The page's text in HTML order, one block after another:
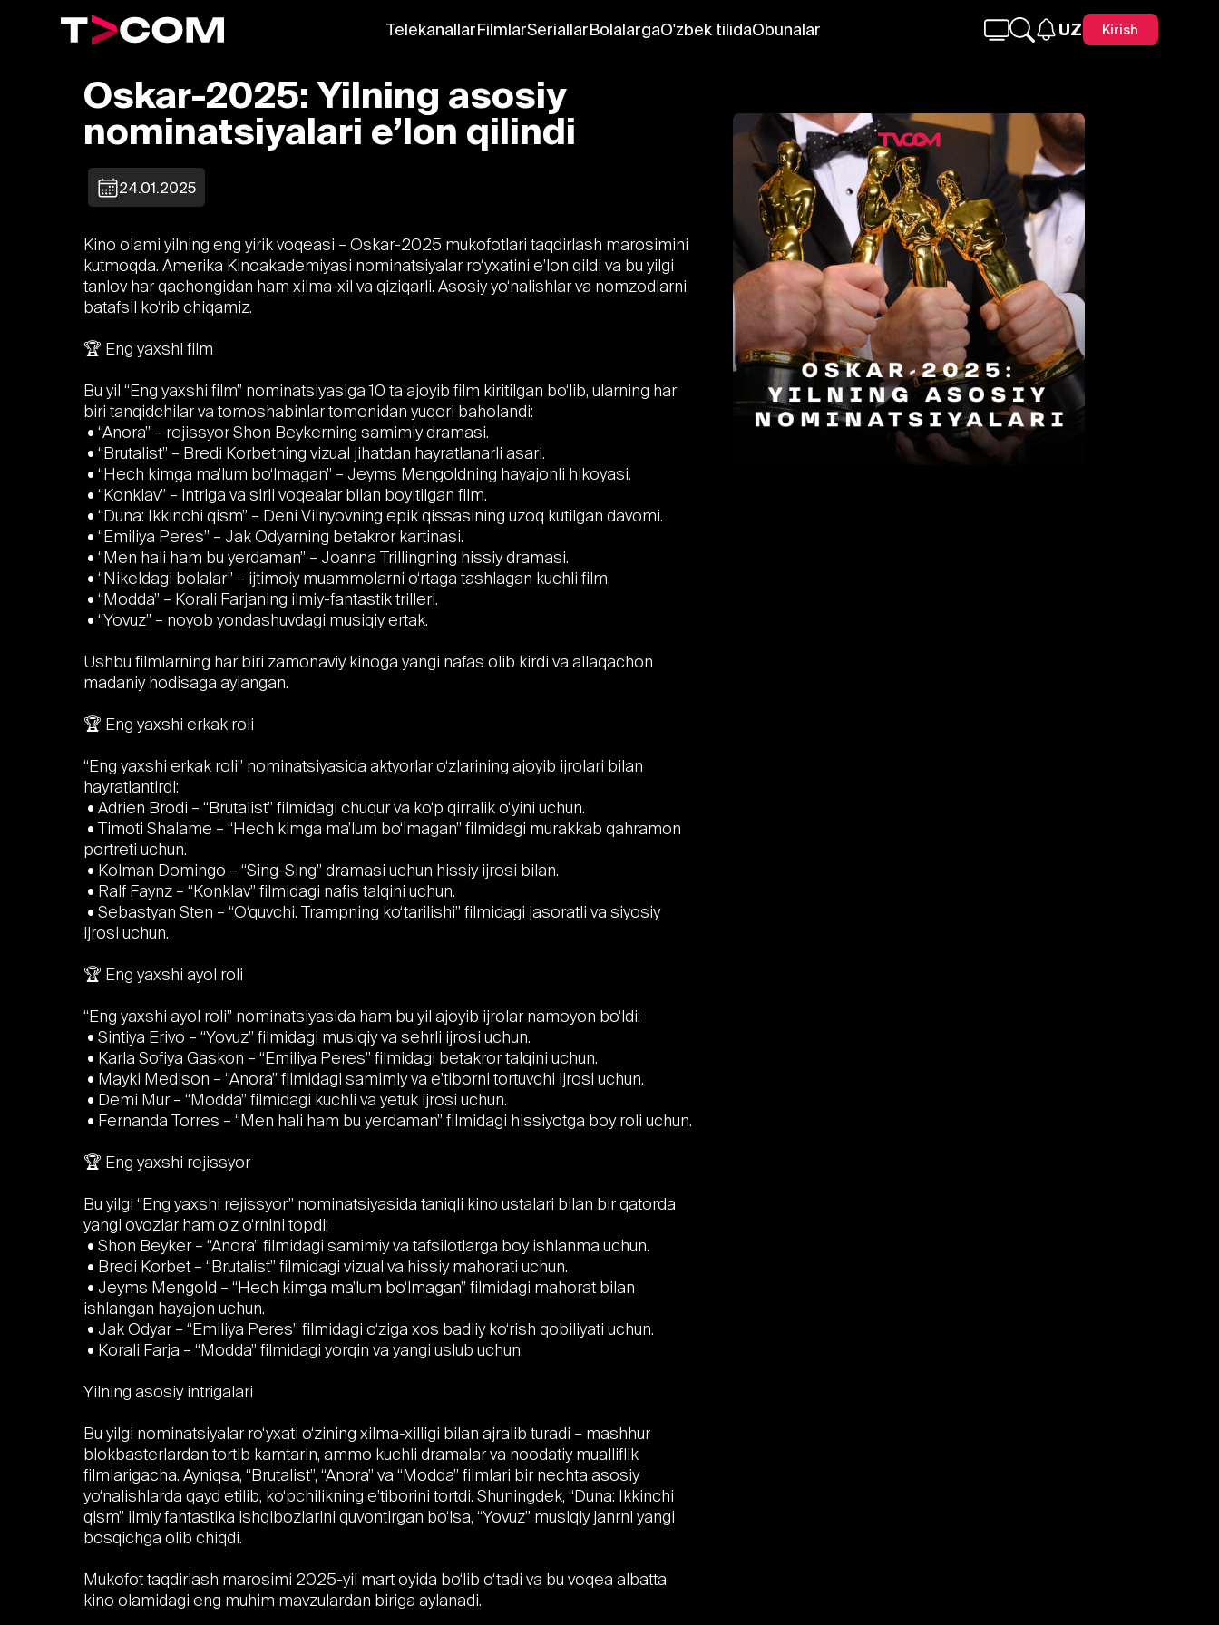
TelekanallarFilmlarSeriallarBolalargaO'zbek tilidaObunalar UZ Kirish
Oskar-2025: Yilning asosiy
nominatsiyalari e’lon qilindi
24.01.2025
Kino olami yilning eng yirik voqeasi – Oskar-2025 mukofotlari taqdirlash marosimini
kutmoqda. Amerika Kinoakademiyasi nominatsiyalar ro‘yxatini e’lon qildi va bu yilgi
tanlov har qachongidan ham xilma-xil va qiziqarli. Asosiy yo‘nalishlar va nomzodlarni
batafsil ko‘rib chiqamiz.
🏆 Eng yaxshi film
Bu yil “Eng yaxshi film” nominatsiyasiga 10 ta ajoyib film kiritilgan bo‘lib, ularning har
biri tanqidchilar va tomoshabinlar tomonidan yuqori baholandi:
• “Anora” – rejissyor Shon Beykerning samimiy dramasi.
• “Brutalist” – Bredi Korbetning vizual jihatdan hayratlanarli asari.
• “Hech kimga ma’lum bo‘lmagan” – Jeyms Mengoldning hayajonli hikoyasi.
• “Konklav” – intriga va sirli voqealar bilan boyitilgan film.
• “Duna: Ikkinchi qism” – Deni Vilnyovning epik qissasining uzoq kutilgan davomi.
• “Emiliya Peres” – Jak Odyarning betakror kartinasi.
• “Men hali ham bu yerdaman” – Joanna Trillingning hissiy dramasi.
• “Nikeldagi bolalar” – ijtimoiy muammolarni o‘rtaga tashlagan kuchli film.
• “Modda” – Korali Farjaning ilmiy-fantastik trilleri.
• “Yovuz” – noyob yondashuvdagi musiqiy ertak.
Ushbu filmlarning har biri zamonaviy kinoga yangi nafas olib kirdi va allaqachon
madaniy hodisaga aylangan.
🏆 Eng yaxshi erkak roli
“Eng yaxshi erkak roli” nominatsiyasida aktyorlar o‘zlarining ajoyib ijrolari bilan
hayratlantirdi:
• Adrien Brodi – “Brutalist” filmidagi chuqur va ko‘p qirralik o‘yini uchun.
• Timoti Shalame – “Hech kimga ma’lum bo‘lmagan” filmidagi murakkab qahramon
portreti uchun.
• Kolman Domingo – “Sing-Sing” dramasi uchun hissiy ijrosi bilan.
• Ralf Faynz – “Konklav” filmidagi nafis talqini uchun.
• Sebastyan Sten – “O‘quvchi. Trampning ko‘tarilishi” filmidagi jasoratli va siyosiy
ijrosi uchun.
🏆 Eng yaxshi ayol roli
“Eng yaxshi ayol roli” nominatsiyasida ham bu yil ajoyib ijrolar namoyon bo‘ldi:
• Sintiya Erivo – “Yovuz” filmidagi musiqiy va sehrli ijrosi uchun.
• Karla Sofiya Gaskon – “Emiliya Peres” filmidagi betakror talqini uchun.
• Mayki Medison – “Anora” filmidagi samimiy va e’tiborni tortuvchi ijrosi uchun.
• Demi Mur – “Modda” filmidagi kuchli va yetuk ijrosi uchun.
• Fernanda Torres – “Men hali ham bu yerdaman” filmidagi hissiyotga boy roli uchun.
🏆 Eng yaxshi rejissyor
Bu yilgi “Eng yaxshi rejissyor” nominatsiyasida taniqli kino ustalari bilan bir qatorda
yangi ovozlar ham o‘z o‘rnini topdi:
• Shon Beyker – “Anora” filmidagi samimiy va tafsilotlarga boy ishlanma uchun.
• Bredi Korbet – “Brutalist” filmidagi vizual va hissiy mahorati uchun.
• Jeyms Mengold – “Hech kimga ma’lum bo‘lmagan” filmidagi mahorat bilan
ishlangan hayajon uchun.
• Jak Odyar – “Emiliya Peres” filmidagi o‘ziga xos badiiy ko‘rish qobiliyati uchun.
• Korali Farja – “Modda” filmidagi yorqin va yangi uslub uchun.
Yilning asosiy intrigalari
Bu yilgi nominatsiyalar ro‘yxati o‘zining xilma-xilligi bilan ajralib turadi – mashhur
blokbasterlardan tortib kamtarin, ammo kuchli dramalar va noodatiy mualliflik
filmlarigacha. Ayniqsa, “Brutalist”, “Anora” va “Modda” filmlari bir nechta asosiy
yo‘nalishlarda qayd etilib, ko‘pchilikning e’tiborini tortdi. Shuningdek, “Duna: Ikkinchi
qism” ilmiy fantastika ishqibozlarini quvontirgan bo‘lsa, “Yovuz” musiqiy janrni yangi
bosqichga olib chiqdi.
Mukofot taqdirlash marosimi 2025-yil mart oyida bo‘lib o‘tadi va bu voqea albatta
kino olamidagi eng muhim mavzulardan biriga aylanadi.